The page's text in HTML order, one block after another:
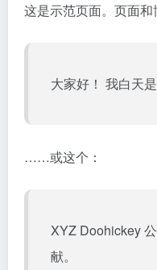
这是示范页面。页面
大家好！ 我白天
……或这个：
XYZ Doohickey
献。